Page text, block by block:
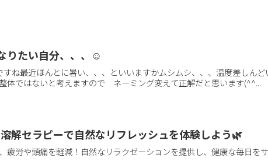
りたい自分、、、☺
すね最近ほんとに暑い、、、といいますかムシムシ、、、温度差しん
体ではないと考えますので ネーミング変えて正解だと思います(^^...
解セラピーで自然なリフレッシュを体験しよう🌿
疲労や頭痛を軽減！自然なリラクゼーションを提供し、健康な毎日を